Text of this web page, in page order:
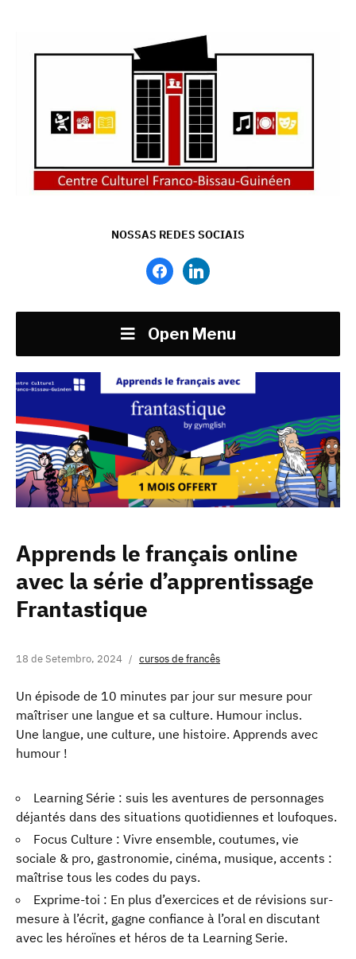
NOSSAS REDES SOCIAIS
facebooklinkedin
Open Menu
Apprends le français online
avec la série d’apprentissage
Frantastique
18 de Setembro, 2024 cursos de francês
Un épisode de 10 minutes par jour sur mesure pour
maîtriser une langue et sa culture. Humour inclus.
Une langue, une culture, une histoire. Apprends avec
humour !
Learning Série : suis les aventures de personnages
déjantés dans des situations quotidiennes et loufoques.
Focus Culture : Vivre ensemble, coutumes, vie
sociale & pro, gastronomie, cinéma, musique, accents :
maîtrise tous les codes du pays.
Exprime-toi : En plus d’exercices et de révisions sur-
mesure à l’écrit, gagne confiance à l’oral en discutant
avec les héroïnes et héros de ta Learning Serie.